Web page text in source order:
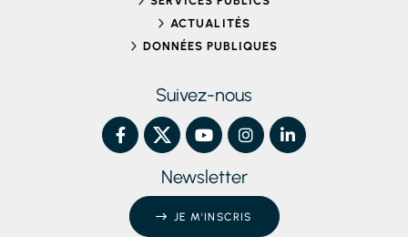
ACTUALITÉS
DONNÉES PUBLIQUES
Suivez-nous
Newsletter
JE M'INSCRIS